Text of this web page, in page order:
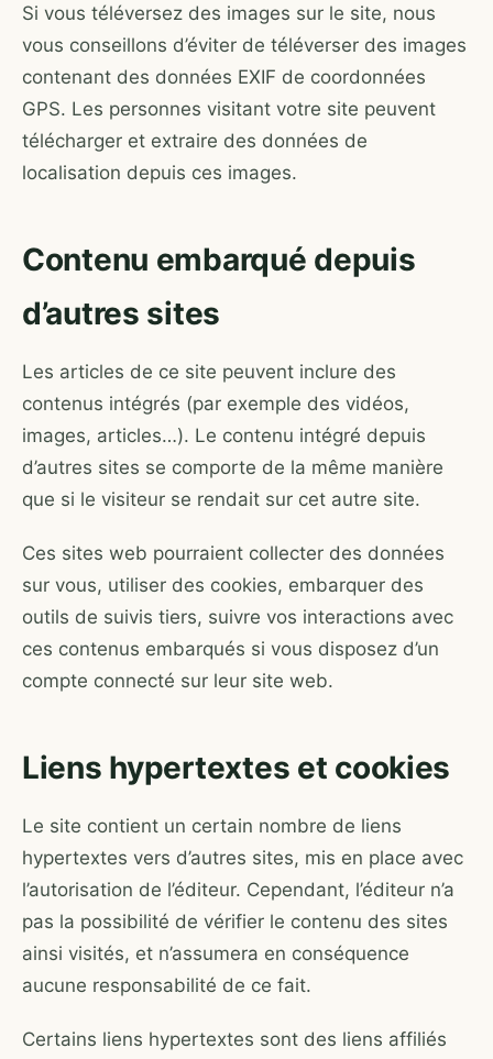
Si vous téléversez des images sur le site, nous
vous conseillons d’éviter de téléverser des images
contenant des données EXIF de coordonnées
GPS. Les personnes visitant votre site peuvent
télécharger et extraire des données de
localisation depuis ces images.
Contenu embarqué depuis
d’autres sites
Les articles de ce site peuvent inclure des
contenus intégrés (par exemple des vidéos,
images, articles…). Le contenu intégré depuis
d’autres sites se comporte de la même manière
que si le visiteur se rendait sur cet autre site.
Ces sites web pourraient collecter des données
sur vous, utiliser des cookies, embarquer des
outils de suivis tiers, suivre vos interactions avec
ces contenus embarqués si vous disposez d’un
compte connecté sur leur site web.
Liens hypertextes et cookies
Le site contient un certain nombre de liens
hypertextes vers d’autres sites, mis en place avec
l’autorisation de l’éditeur. Cependant, l’éditeur n’a
pas la possibilité de vérifier le contenu des sites
ainsi visités, et n’assumera en conséquence
aucune responsabilité de ce fait.
Certains liens hypertextes sont des liens affiliés